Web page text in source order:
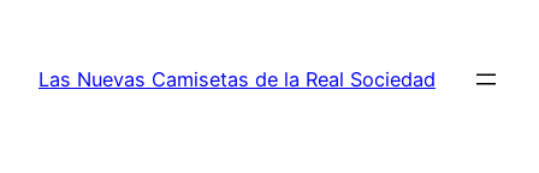
contenido
Las Nuevas Camisetas de la Real Sociedad